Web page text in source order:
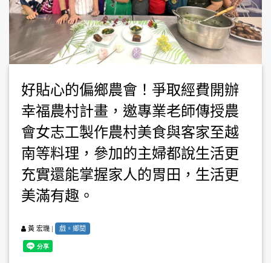
好貼心的偏鄉農會！爭取經費開辦
幸福農村計畫，邀專業老師傳授農
會女志工製作農村美食與客家至越
南等料理，參加的主婦都說生活更
充實還能掌握家人的胃田，生活更
美滿有趣。
黃 宏璣 | 戲。鄉閭